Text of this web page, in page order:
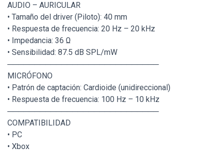
AUDIO – AURICULAR
• Tamaño del driver (Piloto): 40 mm
• Respuesta de frecuencia: 20 Hz – 20 kHz
• Impedancia: 36 Ω
• Sensibilidad: 87.5 dB SPL/mW
────────────────────────────
MICRÓFONO
• Patrón de captación: Cardioide (unidireccional)
• Respuesta de frecuencia: 100 Hz – 10 kHz
────────────────────────────
COMPATIBILIDAD
• PC
• Xbox